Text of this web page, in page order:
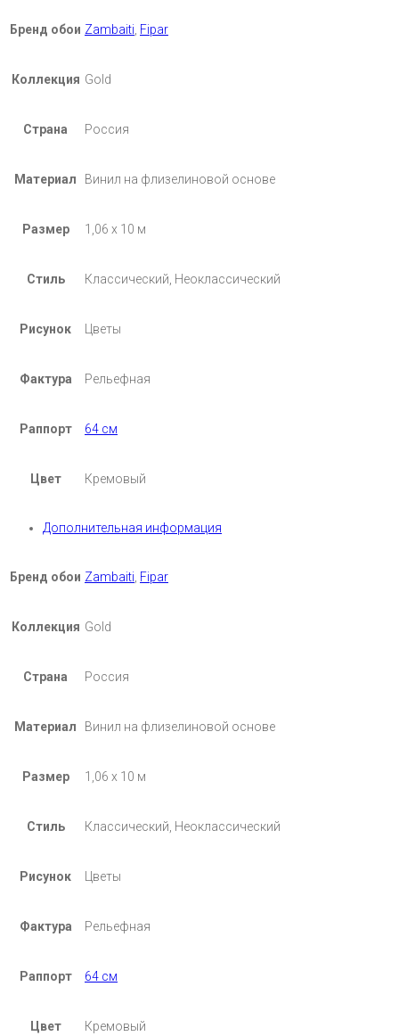
Бренд обои Zambaiti Fipar
Коллекция Gold
Страна Россия
Материал Винил на флизелиновой основе
Размер 1,06 х 10 м
Стиль Классический, Неоклассический
Рисунок Цветы
Фактура Рельефная
Раппорт 64 см
Цвет Кремовый
Дополнительная информация
Бренд обои Zambaiti Fipar
Коллекция Gold
Страна Россия
Материал Винил на флизелиновой основе
Размер 1,06 х 10 м
Стиль Классический, Неоклассический
Рисунок Цветы
Фактура Рельефная
Раппорт 64 см
Цвет Кремовый